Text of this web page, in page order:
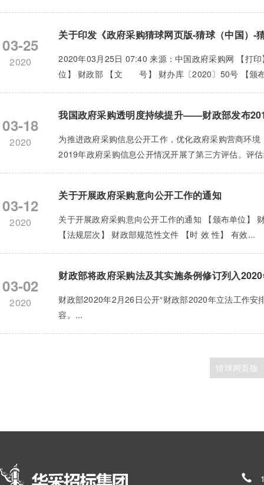
03-25
2020
关于印发《政府采购猜球网页版-猜球（中国）
2020年03月25日 07:40 来源：中国政府采购网 【打
位】 财政部 【文 号】 财办库〔2020〕50号 【颁
03-18
2020
我国政府采购透明度持续提升——财政部发布
为推进政府采购信息公开工作，优化政府采购营商环
2019年政府采购信息公开情况开展了第三方评估。评
03-12
2020
关于开展政府采购意向公开工作的通知
关于开展政府采购意向公开工作的通知 【颁布单位
【法规层次】 财政部规范性文件 【时 效 性】 有效...
03-02
2020
财政部将政府采购法及其实施条例修订列入
财政部2020年2月26日公开“财政部2020年立法工作安
容。...
猜球网页版